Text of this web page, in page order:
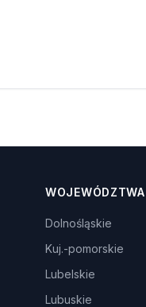
WOJEWÓDZTWA
Dolnośląskie
Kuj.-pomorskie
Lubelskie
Lubuskie